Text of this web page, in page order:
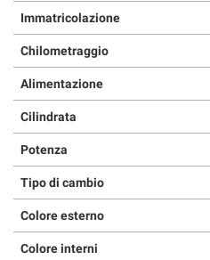
Immatricolazione
Chilometraggio
Alimentazione
Cilindrata
Potenza
Tipo di cambio
Colore esterno
Colore interni
questi
strumenti
di
tracciamento
si
alla
Puoi
e
modificare
le